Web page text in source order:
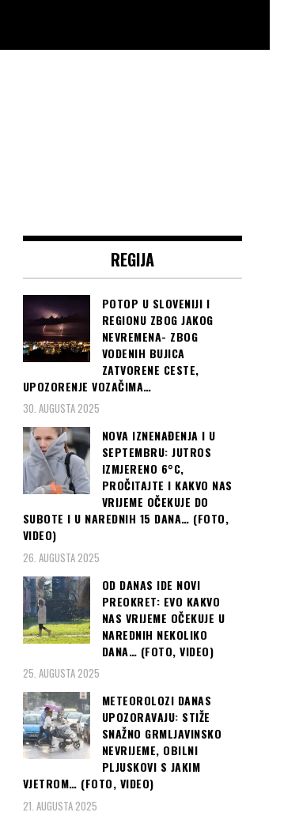
REGIJA
POTOP U SLOVENIJI I
REGIONU ZBOG JAKOG
NEVREMENA- ZBOG
VODENIH BUJICA
ZATVORENE CESTE,
UPOZORENJE VOZAČIMA…
30. AUGUSTA 2025
NOVA IZNENAĐENJA I U
SEPTEMBRU: JUTROS
IZMJERENO 6°C,
PROČITAJTE I KAKVO NAS
VRIJEME OČEKUJE DO
SUBOTE I U NAREDNIH 15 DANA… (FOTO,
VIDEO)
26. AUGUSTA 2025
OD DANAS IDE NOVI
PREOKRET: EVO KAKVO
NAS VRIJEME OČEKUJE U
NAREDNIH NEKOLIKO
DANA… (FOTO, VIDEO)
25. AUGUSTA 2025
METEOROLOZI DANAS
UPOZORAVAJU: STIŽE
SNAŽNO GRMLJAVINSKO
NEVRIJEME, OBILNI
PLJUSKOVI S JAKIM
VJETROM… (FOTO, VIDEO)
21. AUGUSTA 2025